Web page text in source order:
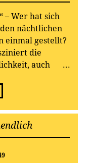
– Wer hat sich
nächtlichen
einmal gestellt?
die
auch
zu finden. Es
die der Lösung
kommen –
Weiten
tragen, wie die
und Mario